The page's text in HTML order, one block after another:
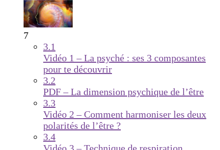
7
3.1
Vidéo 1 – La psyché : ses 3 composantes
pour te découvrir
3.2
PDF – La dimension psychique de l’être
3.3
Vidéo 2 – Comment harmoniser les deux
polarités de l’être ?
3.4